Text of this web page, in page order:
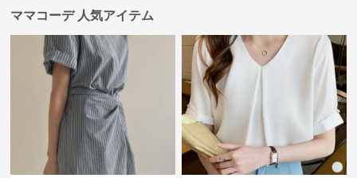
ママコーデ 人気アイテム